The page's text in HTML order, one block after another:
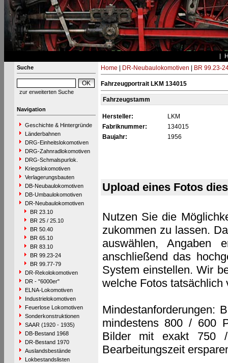
Suche
zur erweiterten Suche
Navigation
Geschichte & Hintergründe
Länderbahnen
DRG-Einheitslokomotiven
DRG-Zahnradlokomotiven
DRG-Schmalspurlok.
Kriegslokomotiven
Verlagerungsbauten
DB-Neubaulokomotiven
DB-Umbaulokomotiven
DR-Neubaulokomotiven
BR 23.10
BR 25 / 25.10
BR 50.40
BR 65.10
BR 83.10
BR 99.23-24
BR 99.77-79
DR-Rekolokomotiven
DR - "6000er"
ELNA-Lokomotiven
Industrielokomotiven
Feuerlose Lokomotiven
Sonderkonstruktionen
SAAR (1920 - 1935)
DB-Bestand 1968
DR-Bestand 1970
Auslandsbestände
Lokbestandslisten
Home DR-Neubaulokomotiven BR 99.23-
Fahrzeugportrait LKM 134015
Fahrzeugstamm
Hersteller:
LKM
Fabriknummer:
134015
Baujahr:
1956
Upload eines Fotos
Nutzen Sie die
zukommen zu lassen.
auswählen, Angaben
anschließend das
System einstellen. Wir
welche Fotos tatsächlich
Mindestanforderungen:
mindestens 800 / 600
Bilder mit exakt 750
Bearbeitungszeit